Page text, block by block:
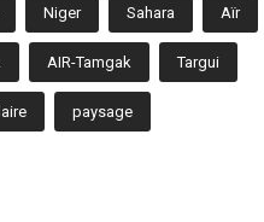
Niger Sahara Aïr
AIR-Tamgak Targui
paysage